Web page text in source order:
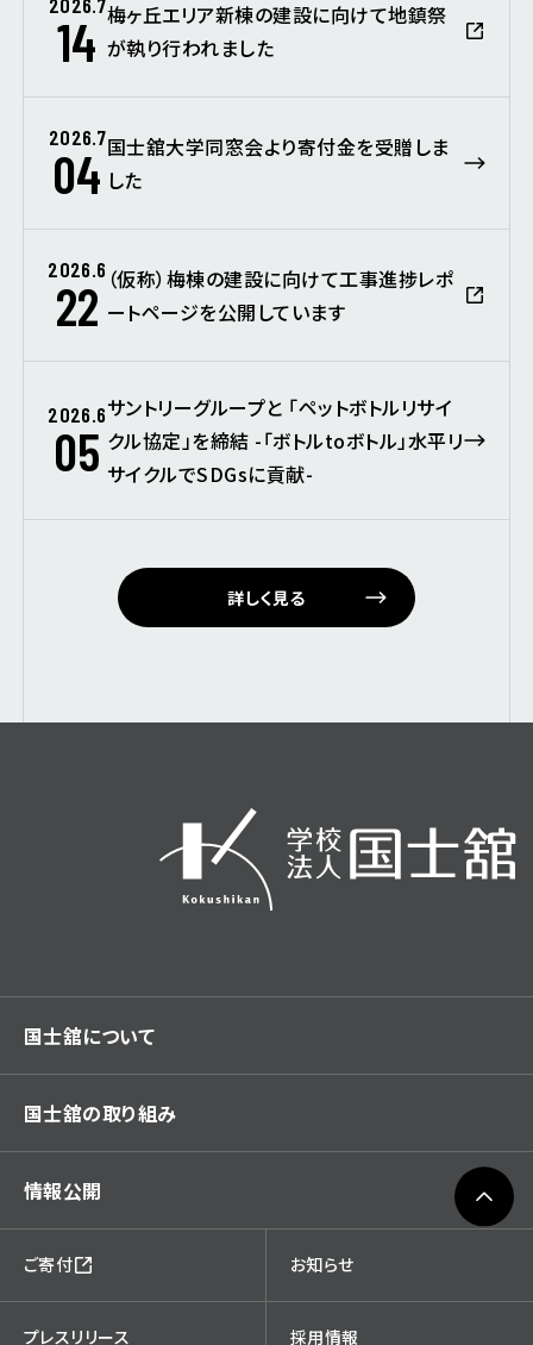
14 梅ヶ丘エリア新棟の建設に向けて地鎮祭
が執り行われました
2026.7
04 国士舘大学同窓会より寄付金を受贈しま
した
2026.6
22 （仮称）梅棟の建設に向けて工事進捗レポ
ートページを公開しています
2026.6
05
サントリーグループと 「ペットボトルリサイ
クル協定」を締結 -「ボトルtoボトル」水平リ
サイクルでSDGsに貢献-
詳しく見る
国士舘について
国士舘の取り組み
情報公開
ご寄付 お知らせ
プレスリリース 採用情報